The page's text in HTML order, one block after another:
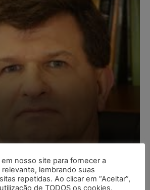
07/08/2026
nosso site para fornecer a
lembrando suas
repetidas. Ao clicar em “Aceitar”,
de TODOS os cookies.